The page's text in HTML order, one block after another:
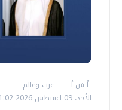
أ ش أ
عرب وعالم
الأحد، 09 اغسطس 2026 01:02 ص